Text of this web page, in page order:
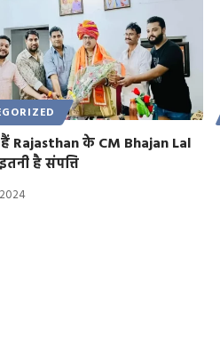
Rajasthan के CM Bhajan Lal
है संपत्ति